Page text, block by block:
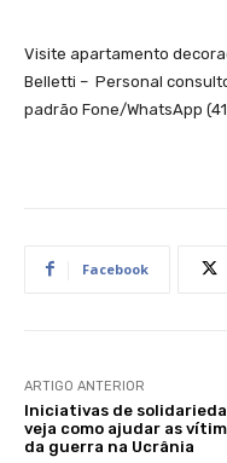
Visite apartamento
Belletti – Personal
padrão Fone/WhatsApp
Facebook
ARTIGO ANTERIOR
Iniciativas de
veja como ajudar as
da guerra na Ucrânia